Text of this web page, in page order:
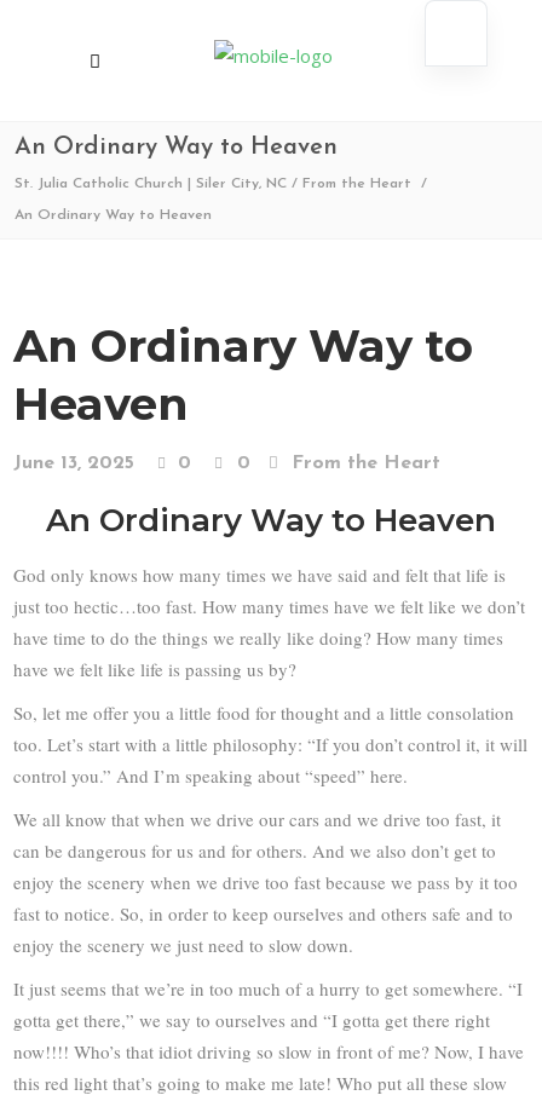
An Ordinary Way to Heaven
St. Julia Catholic Church | Siler City, NC/ From the Heart /
An Ordinary Way to Heaven
An Ordinary Way to
Heaven
June 13, 2025 0 0 From the Heart
An Ordinary Way to Heaven
God only knows how many times we have said and felt that life is
just too hectic…too fast. How many times have we felt like we don’t
have time to do the things we really like doing? How many times
have we felt like life is passing us by?
So, let me offer you a little food for thought and a little consolation
too. Let’s start with a little philosophy: “If you don’t control it, it will
control you.” And I’m speaking about “speed” here.
We all know that when we drive our cars and we drive too fast, it
can be dangerous for us and for others. And we also don’t get to
enjoy the scenery when we drive too fast because we pass by it too
fast to notice. So, in order to keep ourselves and others safe and to
enjoy the scenery we just need to slow down.
It just seems that we’re in too much of a hurry to get somewhere. “I
gotta get there,” we say to ourselves and “I gotta get there right
now!!!! Who’s that idiot driving so slow in front of me? Now, I have
this red light that’s going to make me late! Who put all these slow